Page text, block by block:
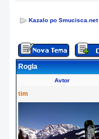
Kazalo po Smucisca.net
Rogla
Avtor
tim